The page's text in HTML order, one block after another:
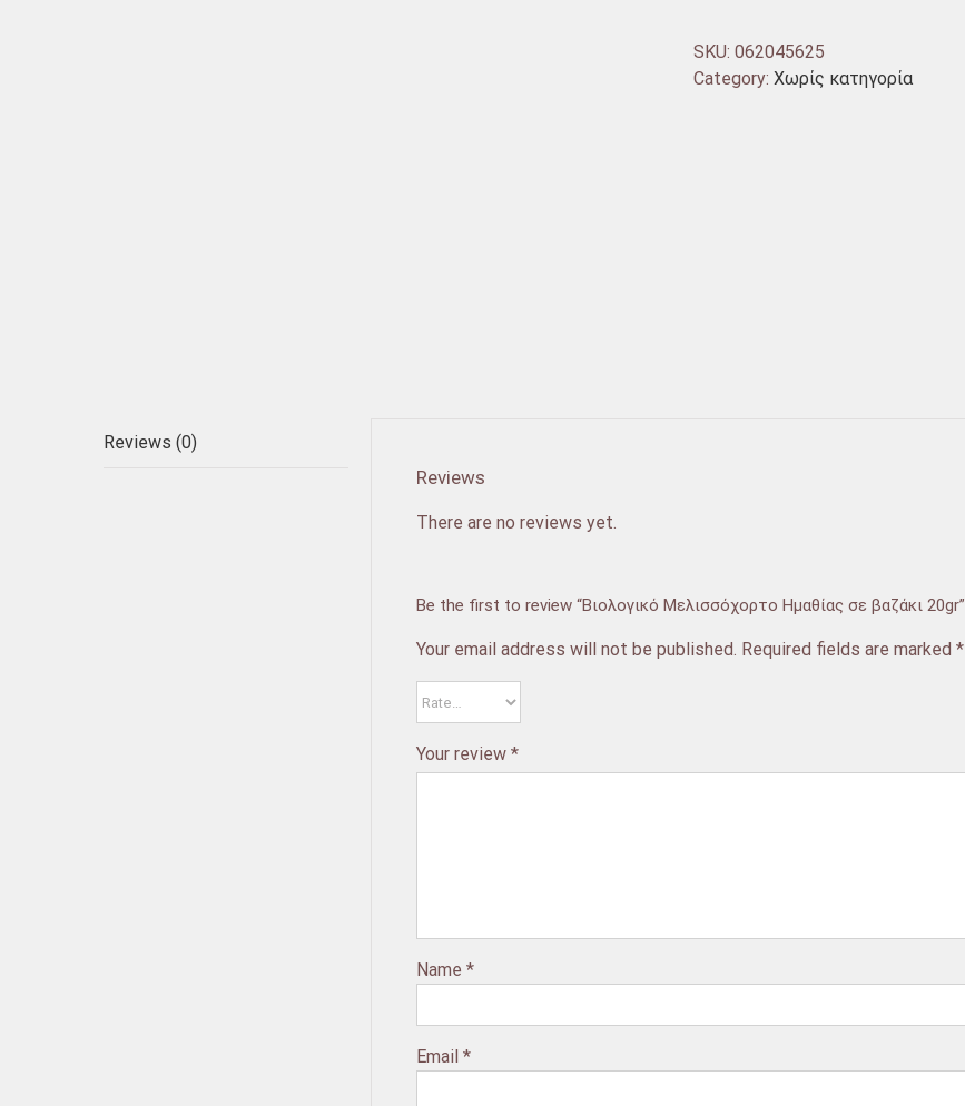
SKU: 062045625
Category: Χωρίς κατηγορία
Reviews (0)
Reviews
There are no reviews yet.
Be the first to review “Βιολογικό Μελισσόχορτο Ημαθίας σε βαζάκι 20gr”
Your email address will not be published. Required fields are marked *
Your review *
Name *
Email *